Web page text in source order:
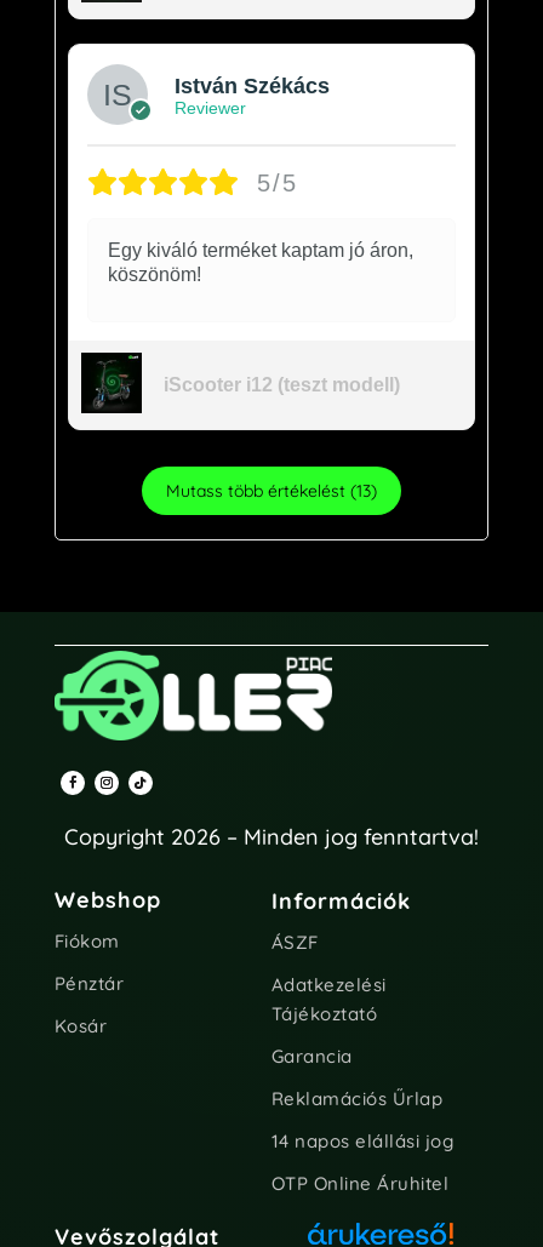
István Székács
Reviewer
5/5
Egy kiváló terméket kaptam jó áron,
köszönöm!
iScooter i12 (teszt modell)
Mutass több értékelést (13)
Copyright 2026 – Minden jog fenntartva!
Webshop
Fiókom
Pénztár
Kosár
Információk
ÁSZF
Adatkezelési
Tájékoztató
Garancia
Reklamációs Űrlap
14 napos elállási jog
OTP Online Áruhitel
Vevőszolgálat